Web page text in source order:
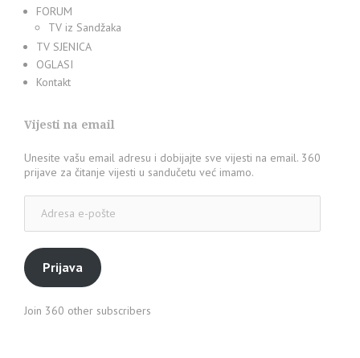
FORUM
TV iz Sandžaka
TV SJENICA
OGLASI
Kontakt
Vijesti na email
Unesite vašu email adresu i dobijajte sve vijesti na email. 360
prijave za čitanje vijesti u sandučetu već imamo.
pošte
Prijava
Join 360 other subscribers